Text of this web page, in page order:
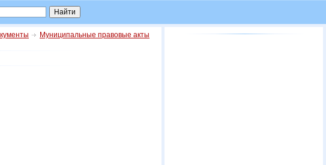
Муниципальные правовые акты